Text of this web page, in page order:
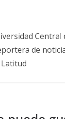
Central
de